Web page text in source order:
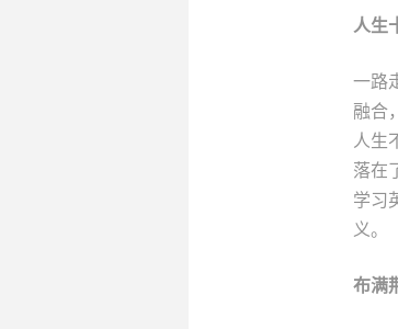
人生
一路
融合
人生
落在
学习
义。
布满